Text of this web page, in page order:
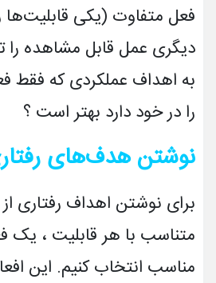
فعل متفاوت (یکی قابلیت­‌ها
دیگری عمل قابل مشاهده را
به اهداف عملکردی که فقط
را در خود دارد بهتر است ؟
نوشتن هدف‌های
برای نوشتن اهداف رفتاری از
متناسب با هر قابلیت ، یک
مناسب انتخاب کنیم. این